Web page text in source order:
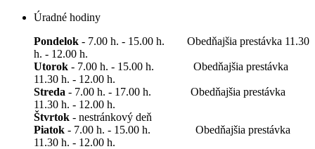
Úradné hodiny
Pondelok - 7.00 h. - 15.00 h. Obedňajšia prestávka 11.30
h. - 12.00 h.
Utorok - 7.00 h. - 15.00 h. Obedňajšia prestávka
11.30 h. - 12.00 h.
Streda - 7.00 h. - 17.00 h. Obedňajšia prestávka
11.30 h. - 12.00 h.
Štvrtok - nestránkový deň
Piatok - 7.00 h. - 15.00 h. Obedňajšia prestávka
11.30 h. - 12.00 h.